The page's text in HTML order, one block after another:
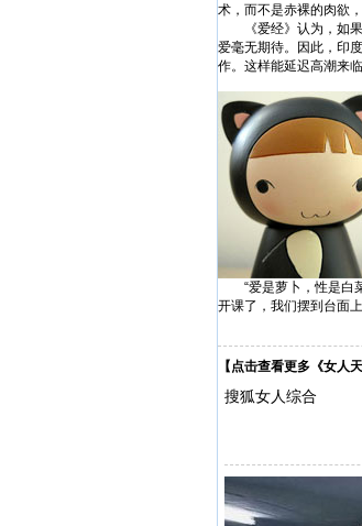
术，而不是赤裸的肉欲
《爱经》认为，如果
爱毫无期待。因此，印
作。这样能延迟高潮来
“爱是萝卜，性是白菜
开课了，我们摆到台面
【点击查看更多《女人
搜狐女人综合